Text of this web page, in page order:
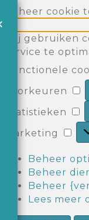
Beheer cookie
Wij gebruiken
service te
Functionele
Voorkeuren
Statistieken
Marketing
Beheer
Beheer
Beheer
Lees meer